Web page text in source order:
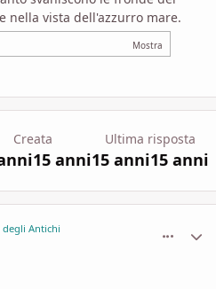
nella vista dell'azzurro mare.
Creata
15 anni
Ultima risposta
15 anni15 anni
degli Antichi